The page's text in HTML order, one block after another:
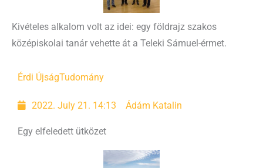
Kivételes alkalom volt az idei: egy földrajz szakos
középiskolai tanár vehette át a Teleki Sámuel-érmet.
Érdi ÚjságTudomány
2022. July 21. 14:13 Ádám Katalin
Egy elfeledett ütközet